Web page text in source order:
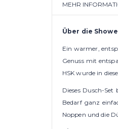
MEHR
Über die
Ein warmer,
Genuss mit
HSK wurde in
Dieses Dusch-
Bedarf ganz
Noppen und die